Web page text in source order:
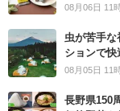
08月06日 11
虫が苦手
ションで
08月05日 11
長野県150